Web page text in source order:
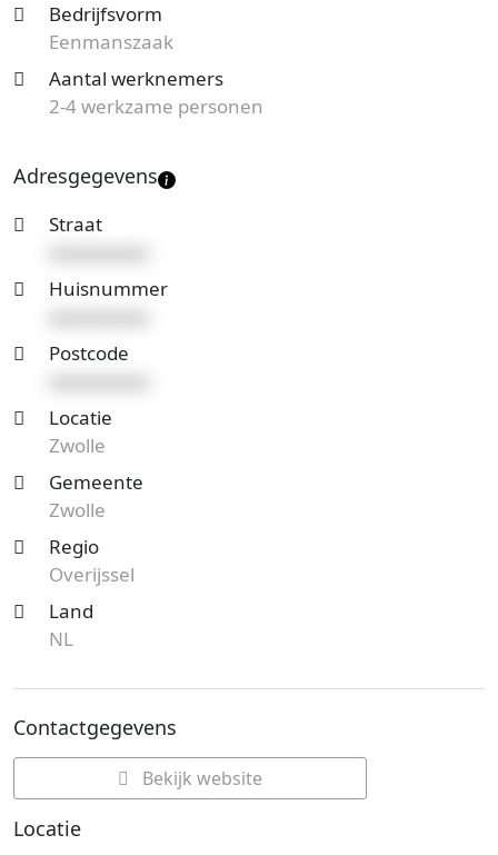
Bedrijfsvorm
Eenmanszaak
Aantal werknemers
2-4 werkzame personen
Adresgegevens
Straat
Huisnummer
Postcode
Locatie
Zwolle
Gemeente
Zwolle
Regio
Overijssel
Land
NL
Contactgegevens
Bekijk website
Locatie